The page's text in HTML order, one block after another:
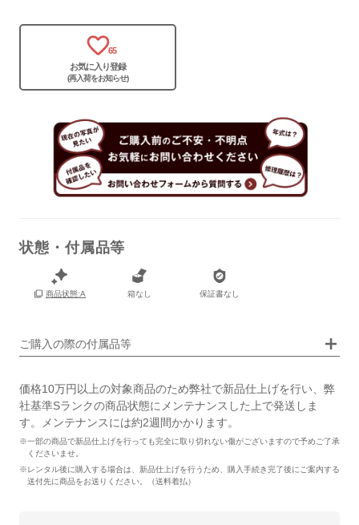
65
お気に入り登録
(再入荷をお知らせ)
状態・付属品等
商品状態:A 箱なし 保証書なし
ご購入の際の付属品等
価格10万円以上の対象商品のため弊社で新品仕上げを行い、弊
社基準Sランクの商品状態にメンテナンスした上で発送しま
す。メンテナンスには約2週間かかります。
※一部の商品で新品仕上げを行っても完全に取り切れない傷がございますので予めご了承
くださいませ。
※レンタル後に購入する場合は、新品仕上げを行うため、購入手続き完了後にご案内する
送付先に商品をお送りください。（送料着払）